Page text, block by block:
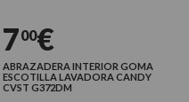
700€
ABRAZADERA INTERIOR GOMA
ESCOTILLA LAVADORA CANDY
CVST G372DM